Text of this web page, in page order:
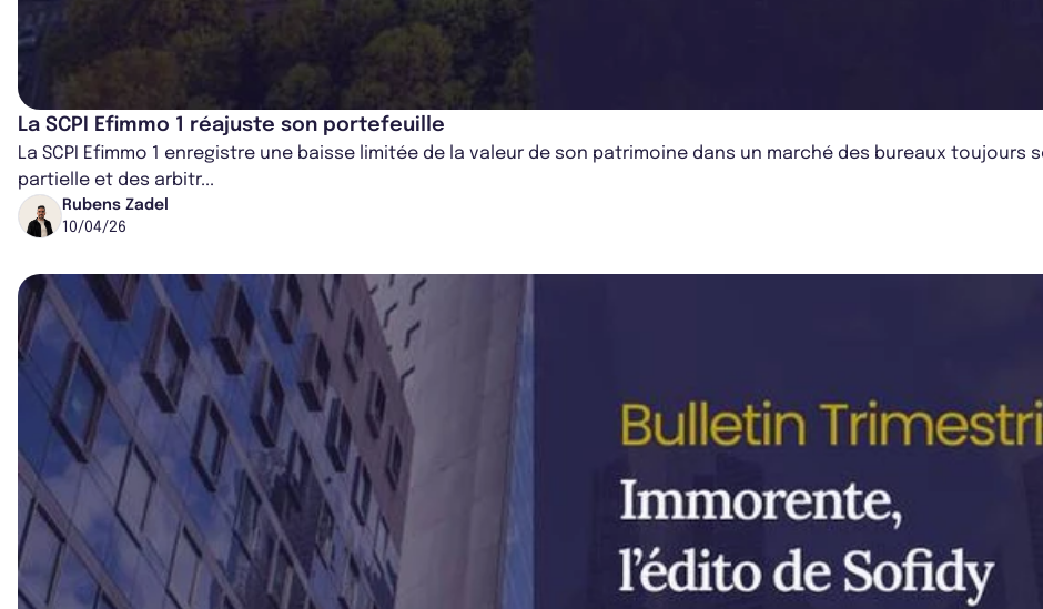
La SCPI Efimmo 1 réajuste son portefeuille
La SCPI Efimmo 1 enregistre une baisse limitée de la valeur de son patrimoine dans un marché des bureaux
partielle et des arbitr...
Rubens Zadel
10/04/26